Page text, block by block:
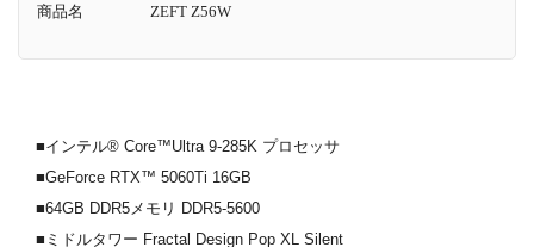
商品名 ZEFT Z56W
■インテル® Core™Ultra 9-285K プロセッサ
■GeForce RTX™ 5060Ti 16GB
■64GB DDR5メモリ DDR5-5600
■ミドルタワー Fractal Design Pop XL Silent